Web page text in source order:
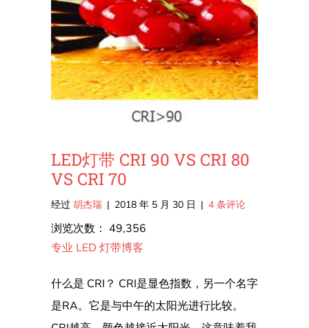
LED灯带 CRI 90 VS CRI 80
VS CRI 70
经过 胡杰瑞 | 2018 年 5 月 30 日 | 4 条评论
浏览次数： 49,356
专业 LED 灯带博客
什么是 CRI？ CRI是显色指数，另一个名字
是RA。它是与中午的太阳光进行比较。